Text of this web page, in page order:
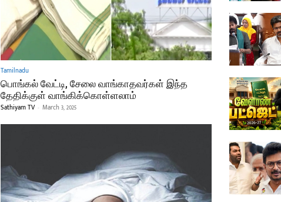
Tamilnadu
பொங்கல் வேட்டி, சேலை வாங்காதவர்கள் இந்த
தேதிக்குள் வாங்கிக்கொள்ளலாம்
Sathiyam TV - March 3, 2025